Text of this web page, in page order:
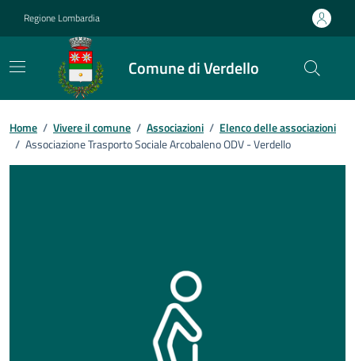
Regione Lombardia
Comune di Verdello
Home / Vivere il comune / Associazioni / Elenco delle associazioni
/ Associazione Trasporto Sociale Arcobaleno ODV - Verdello